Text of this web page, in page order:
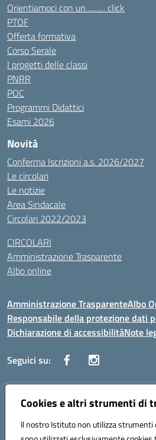
Cookies e altri strumenti di
Il nostro Istituto non utilizza strumenti
Orientiamoci con un……… click
PTOF
Offerta formativa
Corso Serale
I progetti delle classi
PNRR
POC
Programmi Didattici
Esami 2026
Novità
Conferma Iscrizioni a.s. 2026/2027
Le circolari
Le notizie
Area Sindacale
Circolari 2022/2023
CIRCOLARI
Amministrazione Trasparente
Albo online
Amministrazione TrasparenteAlbo
Responsabile della protezione dati
Dichiarazione di accessibilitàNote
Seguici su:
Indirizzo:Corso Vittorio Emanuele, 27
Posta elettronica certificata (PEC):